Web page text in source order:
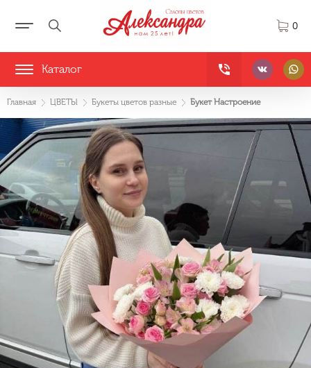
0
Каталог
Главная ЦВЕТЫ Букеты цветов разные Букет Настроение